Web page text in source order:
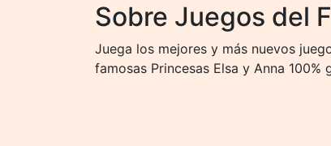
Sobre Juegos del
Juega los mejores y más nuevos
famosas Princesas Elsa y Anna 100%